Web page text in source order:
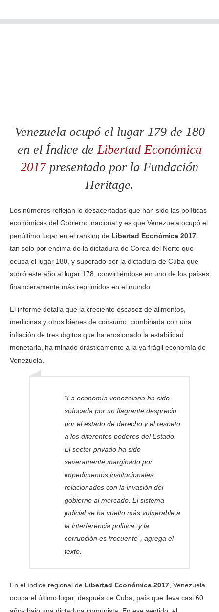
Venezuela ocupó el lugar 179 de 180
en el Índice deLibertad Económica
2017presentado por la Fundación
Heritage.
Los números reflejan lo desacertadas que han sido las políticas
económicas del Gobierno nacional y es que Venezuela ocupó el
penúltimo lugar en el ranking de Libertad Económica 2017
tan solo por encima de la dictadura de Corea del Norte que
ocupa el lugar 180, y superado por la dictadura de Cuba que
subió este año al lugar 178, convirtiéndose en uno de los países
financieramente más reprimidos en el mundo.
El informe detalla que la creciente escasez de alimentos,
medicinas y otros bienes de consumo, combinada con una
inflación de tres dígitos que ha erosionado la estabilidad
monetaria, ha minado drásticamente a la ya frágil economía de
Venezuela.
“La economía venezolana ha sido
sofocada por un flagrante desprecio
por el estado de derecho y el respeto
a los diferentes poderes del Estado.
El sector privado ha sido
severamente marginado por
impedimentos institucionales
relacionados con la invasión del
gobierno al mercado. El sistema
judicial se ha vuelto más vulnerable a
la interferencia política, y la
corrupción es frecuente”, agrega el
texto.
En el índice regional de Libertad Económica 2017 , Venezuela
ocupa el último lugar, después de Cuba, país que lleva casi 60